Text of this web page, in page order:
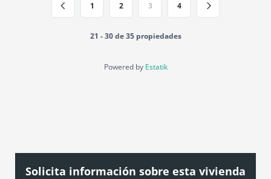
1 2 3 4
21 - 30 de 35 propiedades
Powered by Estatik
Solicita información sobre esta vivienda